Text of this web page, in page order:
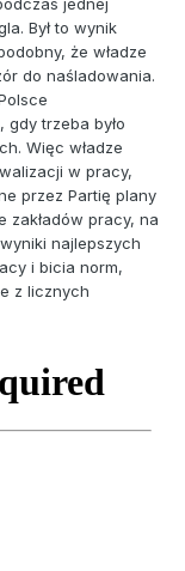
Był to wynik
że władze
do naśladowania.
gdy trzeba było
Więc władze
w pracy,
przez Partię plany
zakładów pracy, na
najlepszych
i bicia norm,
z licznych